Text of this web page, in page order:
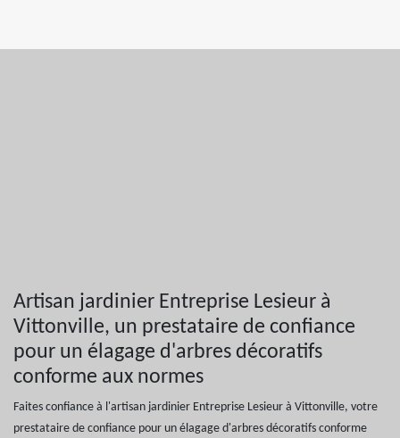
Artisan jardinier Entreprise Lesieur à
Vittonville, un prestataire de confiance
pour un élagage d'arbres décoratifs
conforme aux normes
Faites confiance à l'artisan jardinier Entreprise Lesieur à Vittonville, votre
prestataire de confiance pour un élagage d'arbres décoratifs conforme